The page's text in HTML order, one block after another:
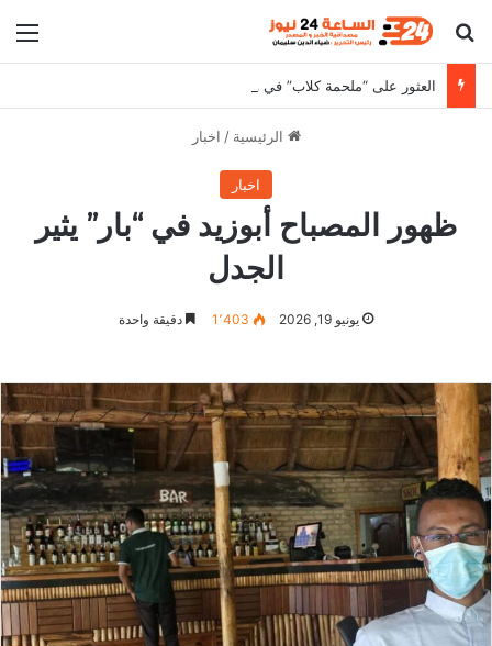
بحث عن
العثور على “ملحمة كلاب” في وادي حلفا يثير الجدل
الرئيسية / اخبار
اخبار
ظهور المصباح أبوزيد في “بار” يثير
الجدل
يونيو 19, 2026 1٬403 دقيقة واحدة